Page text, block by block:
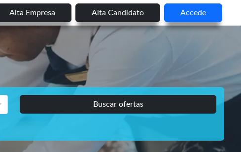
Alta Empresa Alta Candidato Accede
Buscar ofertas